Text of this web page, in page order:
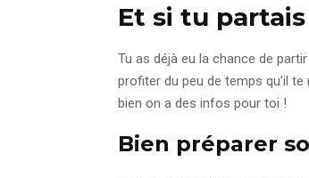
Et si tu
Tu as déjà eu la chance de
profiter du peu de temps qu’il
bien on a des infos pour toi !
Bien préparer